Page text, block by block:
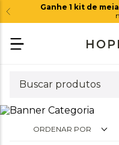
Ganhe 1 kit de
ORDENAR POR